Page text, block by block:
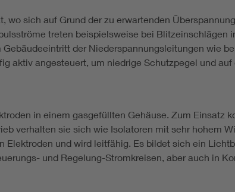
wo sich auf Grund der zu erwartenden
treten beispielsweise bei Blitzeinschlägen
der Niederspannungsleitungen wie
aktiv angesteuert, um niedrige Schutzpegel und
in einem gasgefüllten Gehäuse. Zum Einsatz
verhalten sie sich wie Isolatoren mit sehr hohem
Elektroden und wird leitfähig. Es bildet sich ein
und Regelung-Stromkreisen, aber auch in